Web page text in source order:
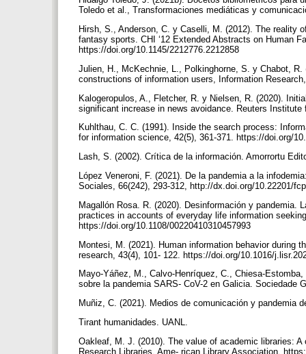
Toledo et al., Transformaciones mediáticas y
Hirsh, S., Anderson, C. y Caselli, M. (2012). The reality
fantasy sports. CHI ‘12 Extended Abstracts on Human
https://doi.org/10.1145/2212776.2212858
Julien, H., McKechnie, L., Polkinghorne, S. y Chabot, R.
constructions of information users, Information
Kalogeropulos, A., Fletcher, R. y Nielsen, R. (2020).
significant increase in news avoidance. Reuters
Kuhlthau, C. C. (1991). Inside the search process:
for information science, 42(5), 361-371. https://doi.org/
Lash, S. (2002). Crítica de la información. Amorrortu
López Veneroni, F. (2021). De la pandemia a la
Sociales, 66(242), 293-312, http://dx.doi.org/10.22201/
Magallón Rosa. R. (2020). Desinformación y pandemia.
practices in accounts of everyday life information
https://doi.org/10.1108/00220410310457993
Montesi, M. (2021). Human information behavior during
research, 43(4), 101- 122. https://doi.org/10.1016/
Mayo-Yáñez, M., Calvo-Henríquez, C., Chiesa-
sobre la pandemia SARS- CoV-2 en Galicia. Sociedade
Muñiz, C. (2021). Medios de comunicación y pandemia
Tirant humanidades. UANL.
Oakleaf, M. J. (2010). The value of academic libraries:
Research Libraries, Ame- rican Library Association.